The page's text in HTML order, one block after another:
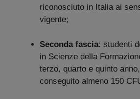
riconosciuto in Italia ai
vigente;
Seconda fascia: studenti
in Scienze della
terzo, quarto e quinto
conseguito almeno 150